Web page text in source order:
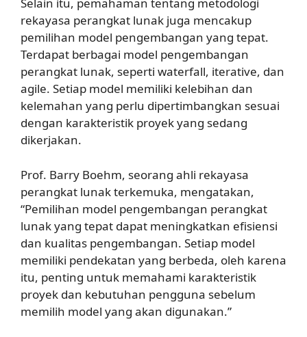
rekayasa perangkat lunak juga mencakup
pemilihan model pengembangan yang tepat.
Terdapat berbagai model pengembangan
perangkat lunak, seperti waterfall, iterative, dan
agile. Setiap model memiliki kelebihan dan
kelemahan yang perlu dipertimbangkan sesuai
dengan karakteristik proyek yang sedang
dikerjakan.
Prof. Barry Boehm, seorang ahli rekayasa
perangkat lunak terkemuka, mengatakan,
“Pemilihan model pengembangan perangkat
lunak yang tepat dapat meningkatkan efisiensi
dan kualitas pengembangan. Setiap model
memiliki pendekatan yang berbeda, oleh karena
itu, penting untuk memahami karakteristik
proyek dan kebutuhan pengguna sebelum
memilih model yang akan digunakan.”